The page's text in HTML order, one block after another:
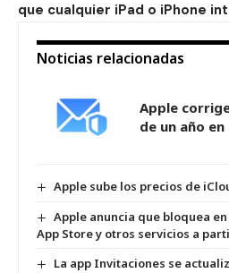
que cualquier iPad o iPhone
Noticias relacionadas
Apple
de un año
Apple sube los precios de
Apple anuncia que bloquea
App Store y otros servicios a
La app Invitaciones se